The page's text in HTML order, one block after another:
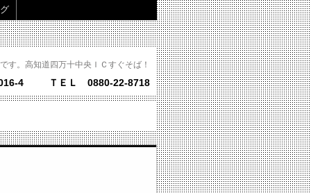
す。高知道四万十中央ＩＣすぐそば！
4 ＴＥＬ 0880-22-8718